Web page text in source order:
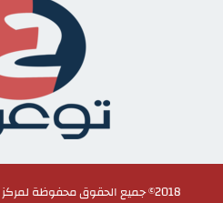
2018© جميع الحقوق محفوظة لمركز